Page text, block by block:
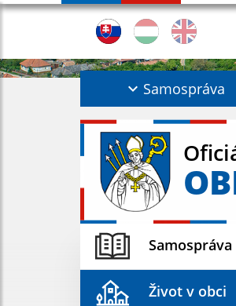
Samospráva
Samospráva
Život v obci